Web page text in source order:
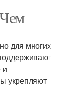
для многих
и
укрепляют